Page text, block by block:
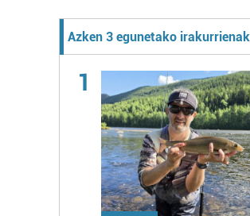
Azken 3 egunetako irakurrienak
1